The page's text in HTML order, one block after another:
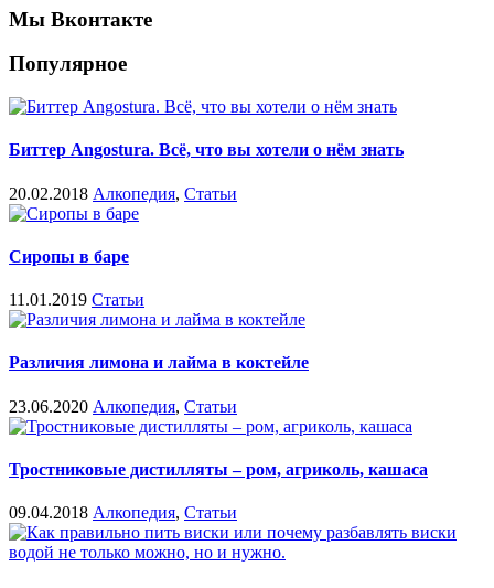
Мы Вконтакте
Популярное
Биттер Angostura. Всё, что вы хотели о нём знать
20.02.2018 Алкопедия, Статьи
Сиропы в баре
11.01.2019 Статьи
Различия лимона и лайма в коктейле
23.06.2020 Алкопедия, Статьи
Тростниковые дистилляты – ром, агриколь, кашаса
09.04.2018 Алкопедия, Статьи